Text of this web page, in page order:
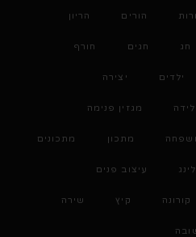
הורים הריון
חג חגים חורף
ילדים יצירה
לידה מגזין פנימה
מתכון מתכונים
עיצוב פנים
קורונה קיץ שירה